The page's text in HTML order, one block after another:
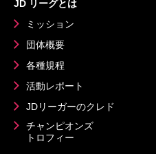
JD リーグとは
ミッション
団体概要
各種規程
活動レポート
JDリーガーのクレド
チャンピオンズ
トロフィー